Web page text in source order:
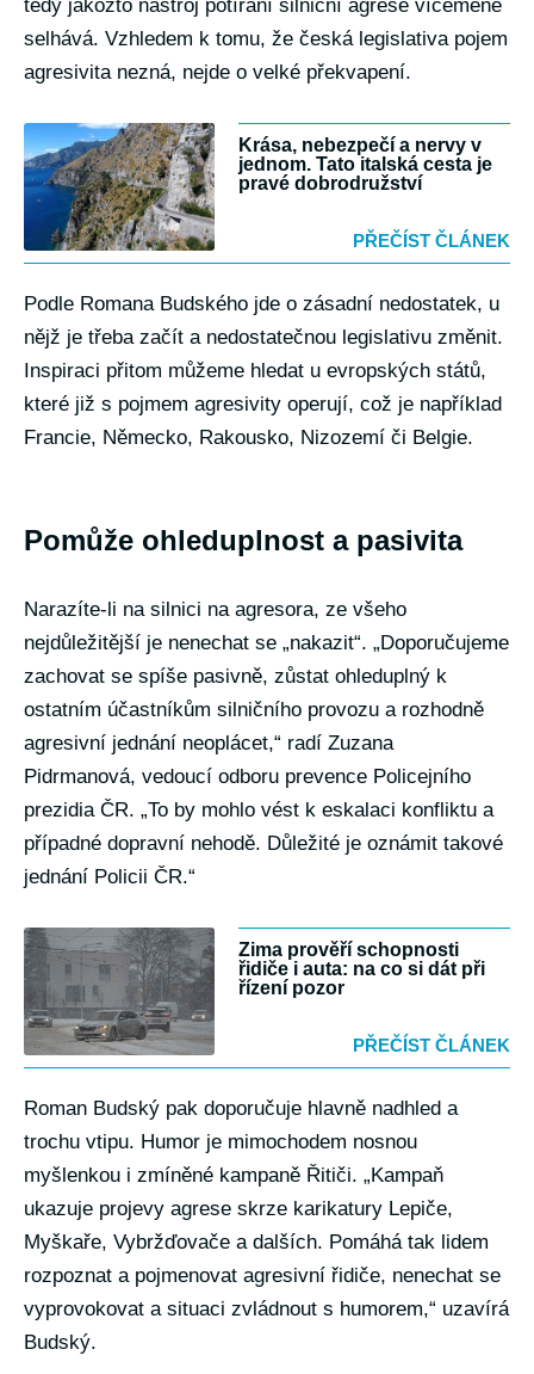
tedy jakožto nástroj potírání silniční agrese víceméně
selhává. Vzhledem k tomu, že česká legislativa pojem
agresivita nezná, nejde o velké překvapení.
Krása, nebezpečí a nervy v
jednom. Tato italská cesta je
pravé dobrodružství
PŘEČÍST ČLÁNEK
Podle Romana Budského jde o zásadní nedostatek, u
nějž je třeba začít a nedostatečnou legislativu změnit.
Inspiraci přitom můžeme hledat u evropských států,
které již s pojmem agresivity operují, což je například
Francie, Německo, Rakousko, Nizozemí či Belgie.
Pomůže ohleduplnost a pasivita
Narazíte-li na silnici na agresora, ze všeho
nejdůležitější je nenechat se „nakazit“. „Doporučujeme
zachovat se spíše pasivně, zůstat ohleduplný k
ostatním účastníkům silničního provozu a rozhodně
agresivní jednání neoplácet,“ radí Zuzana
Pidrmanová, vedoucí odboru prevence Policejního
prezidia ČR. „To by mohlo vést k eskalaci konfliktu a
případné dopravní nehodě. Důležité je oznámit takové
jednání Policii ČR.“
Zima prověří schopnosti
řidiče i auta: na co si dát při
řízení pozor
PŘEČÍST ČLÁNEK
Roman Budský pak doporučuje hlavně nadhled a
trochu vtipu. Humor je mimochodem nosnou
myšlenkou i zmíněné kampaně Řitiči. „Kampaň
ukazuje projevy agrese skrze karikatury Lepiče,
Myškaře, Vybržďovače a dalších. Pomáhá tak lidem
rozpoznat a pojmenovat agresivní řidiče, nenechat se
vyprovokovat a situaci zvládnout s humorem,“ uzavírá
Budský.